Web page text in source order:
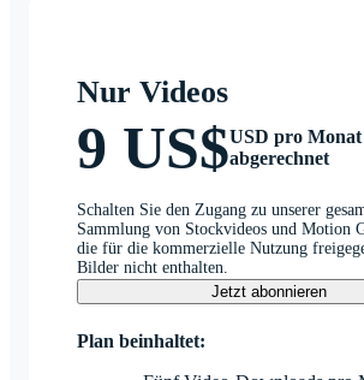
Nur Videos
9 US$USD pro
abgerechnet
Schalten Sie den Zugang zu unserer
Sammlung von Stockvideos und Motion
die für die kommerzielle Nutzung
Bilder nicht enthalten.
Jetzt abonnieren
Plan beinhaltet: